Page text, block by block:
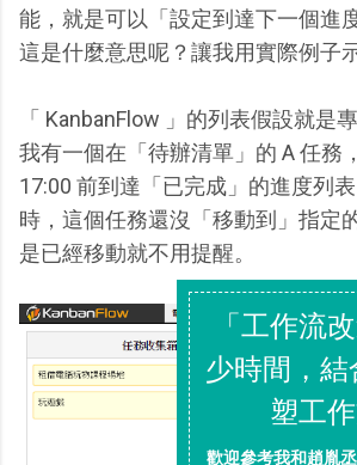
能，就是可以「設定到達下一個進
這是什麼意思呢？讓我用實際例子
「 KanbanFlow 」的列表假設就是
我有一個在「待辦清單」的 A 任務
17:00 前到達「已完成」的進度列
時，這個任務還沒「移動到」指定
是已經移動就不用提醒。